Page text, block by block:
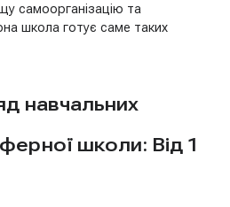
самоорганізацію та
школа готує саме таких
навчальних
школи: Від 1